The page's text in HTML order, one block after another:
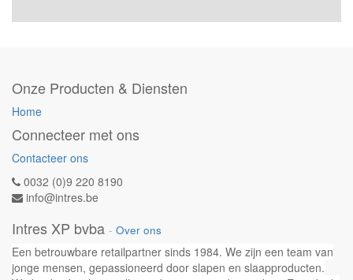
Onze Producten & Diensten
Home
Connecteer met ons
Contacteer ons
0032 (0)9 220 8190
info@intres.be
Intres XP bvba - Over ons
Een betrouwbare retailpartner sinds 1984. We zijn een team van
jonge mensen, gepassioneerd door slapen en slaapproducten.